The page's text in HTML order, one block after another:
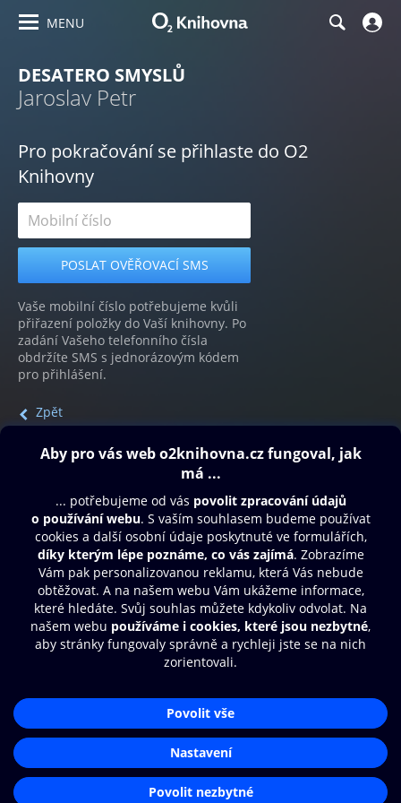
MENU
DESATERO SMYSLŮ
Jaroslav Petr
Pro pokračování se přihlaste do O2
Knihovny
Vaše mobilní číslo potřebujeme kvůli
přiřazení položky do Vaší knihovny. Po
zadání Vašeho telefonního čísla
obdržíte SMS s jednorázovým kódem
pro přihlášení.
Zpět
Obsah ke stažení
Moje O2 Knihovna
Další zábava
© O2 Czech Republic a.s.
Přístupnost
Zásady zpracování osobních údajů
Nastavení cookies
Aplikace O2 Knihovna
Čti a poslouchej své e-knihy a
audioknihy rychleji a pohodlněji.